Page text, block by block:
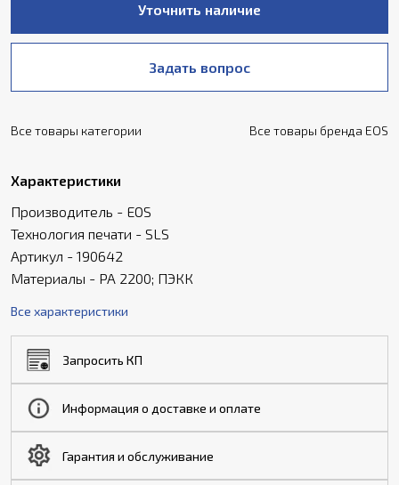
Уточнить наличие
Задать вопрос
Все товары категории Все товары бренда EOS
Характеристики
Производитель - EOS
Технология печати - SLS
Артикул - 190642
Материалы - PA 2200; ПЭКК
Все характеристики
Запросить КП
Информация о доставке и оплате
Гарантия и обслуживание